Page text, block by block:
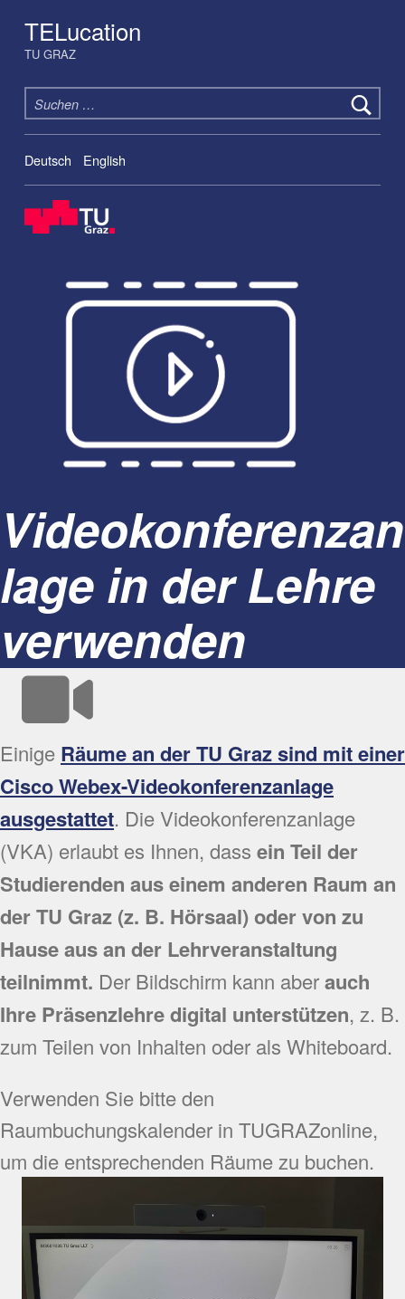
TELucation
TU GRAZ
Suchen nach:
Deutsch English
Videokonferenzan
lage in der Lehre
verwenden
Einige Räume an der TU Graz sind mit einer
Cisco Webex-Videokonferenzanlage
ausgestattet. Die Videokonferenzanlage
(VKA) erlaubt es Ihnen, dass ein Teil der
Studierenden aus einem anderen Raum an
der TU Graz (z. B. Hörsaal) oder von zu
Hause aus an der Lehrveranstaltung
teilnimmt. Der Bildschirm kann aberauch
Ihre Präsenzlehre digital unterstützen, z. B.
zum Teilen von Inhalten oder als Whiteboard.
Verwenden Sie bitte den
Raumbuchungskalender in TUGRAZonline,
um die entsprechenden Räume zu buchen.